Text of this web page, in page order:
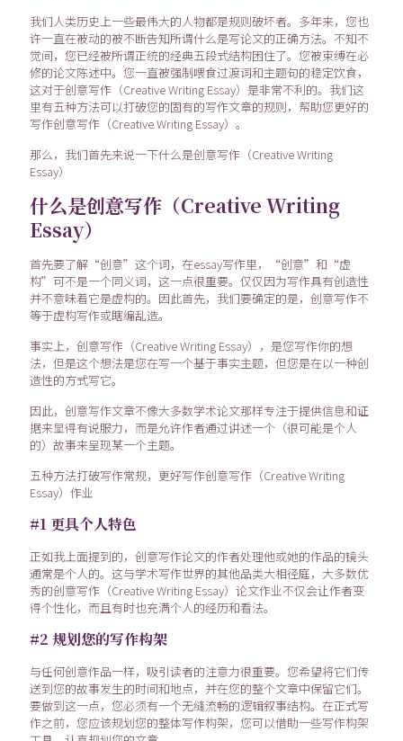
我们人类历史上一些最伟大的人物都是规则破坏者。多年来，您也
许一直在被动的被不断告知所谓什么是写论文的正确方法。不知不
觉间，您已经被所谓正统的经典五段式结构困住了。您被束缚在必
修的论文陈述中。您一直被强制喂食过渡词和主题句的稳定饮食，
这对于创意写作（Creative Writing Essay）是非常不利的。我们这
里有五种方法可以打破您的固有的写作文章的规则，帮助您更好的
写作创意写作（Creative Writing Essay）。
那么，我们首先来说一下什么是创意写作（Creative Writing
Essay）
什么是创意写作（Creative Writing
Essay）
首先要了解“创意”这个词，在essay写作里，“创意”和“虚
构”可不是一个同义词，这一点很重要。仅仅因为写作具有创造性
并不意味着它是虚构的。因此首先，我们要确定的是，创意写作不
等于虚构写作或瞎编乱造。
事实上，创意写作（Creative Writing Essay），是您写作你的想
法，但是这个想法是您在写一个基于事实主题，但您是在以一种创
造性的方式写它。
因此，创意写作文章不像大多数学术论文那样专注于提供信息和证
据来显得有说服力，而是允许作者通过讲述一个（很可能是个人
的）故事来呈现某一个主题。
五种方法打破写作常规，更好写作创意写作（Creative Writing
Essay）作业
#1 更具个人特色
正如我上面提到的，创意写作论文的作者处理他或她的作品的镜头
通常是个人的。这与学术写作世界的其他品类大相径庭，大多数优
秀的创意写作（Creative Writing Essay）论文作业不仅会让作者变
得个性化，而且有时也充满个人的经历和看法。
#2 规划您的写作构架
与任何创意作品一样，吸引读者的注意力很重要。您希望将它们传
送到您的故事发生的时间和地点，并在您的整个文章中保留它们。
要做到这一点，您必须有一个无缝流畅的逻辑叙事结构。在正式写
作之前，您应该规划您的整体写作构架，您可以借助一些写作构架